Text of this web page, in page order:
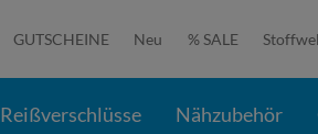
GUTSCHEINE Neu % SALE
Reißverschlüsse Nähzubehör